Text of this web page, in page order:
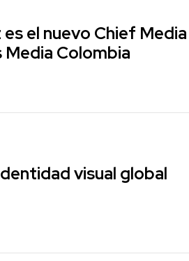
el nuevo Chief Media
Colombia
visual global